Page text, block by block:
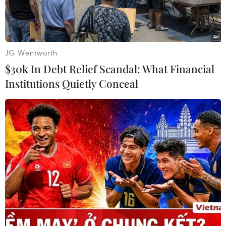
Ngành Y tế Đắk Lắk tổ chức diễn tập xử lý tình huống khi có
bệnh nhân nghi nhiễm và nhiễm COVID-19. (Ảnh: Tuấn
Anh/TTXVN)
Liên quan đến thông tin tỉnh Đắk Lắk tiếp nhận
công dân Việt Nam từ vùng có dịch về nước và
JG Wentworth
$30k In Debt Relief Scandal: What Financial
Institutions Quietly Conceal